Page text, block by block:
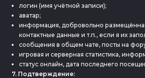
логин (имя учётной записи);
аватар;
информация, добровольно
контактные данные и т.п., если я их
сообщения в общем чате, посты на
игровая и серверная статистика,
статус онлайн, дата последнего
7. Подтверждение: